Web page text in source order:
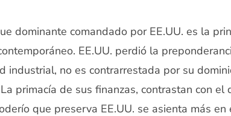
dominante comandado por EE.UU. es la
EE.UU. perdió la
industrial, no es contrarrestada por su
primacía de sus finanzas, contrastan con el
que preserva EE.UU. se asienta más